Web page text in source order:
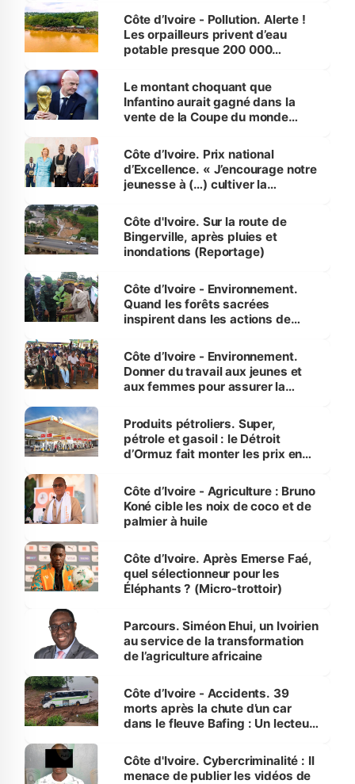
Côte d’Ivoire - Pollution. Alerte !
Les orpailleurs privent d’eau
potable presque 200 000
Le montant choquant que
Infantino aurait gagné dans la
vente de la Coupe du monde
Côte d’Ivoire. Prix national
d’Excellence. « J’encourage notre
jeunesse à (…) cultiver la
(Alassane Ouattara
Côte d'Ivoire. Sur la route de
Bingerville, après pluies et
inondations (Reportage)
Côte d’Ivoire - Environnement.
Quand les forêts sacrées
inspirent dans les actions de
Côte d’Ivoire - Environnement.
Donner du travail aux jeunes et
aux femmes pour assurer la
menacées
Produits pétroliers. Super,
pétrole et gasoil : le Détroit
d’Ormuz fait monter les prix en
Côte d’Ivoire - Agriculture : Bruno
Koné cible les noix de coco et de
palmier à huile
Côte d’Ivoire. Après Emerse Faé,
quel sélectionneur pour les
Éléphants ? (Micro-trottoir)
Parcours. Siméon Ehui, un Ivoirien
au service de la transformation
de l’agriculture africaine
Côte d’Ivoire - Accidents. 39
morts après la chute d’un car
dans le fleuve Bafing : Un lecteur
des Transports
Côte d'Ivoire. Cybercriminalité : Il
menace de publier les vidéos de